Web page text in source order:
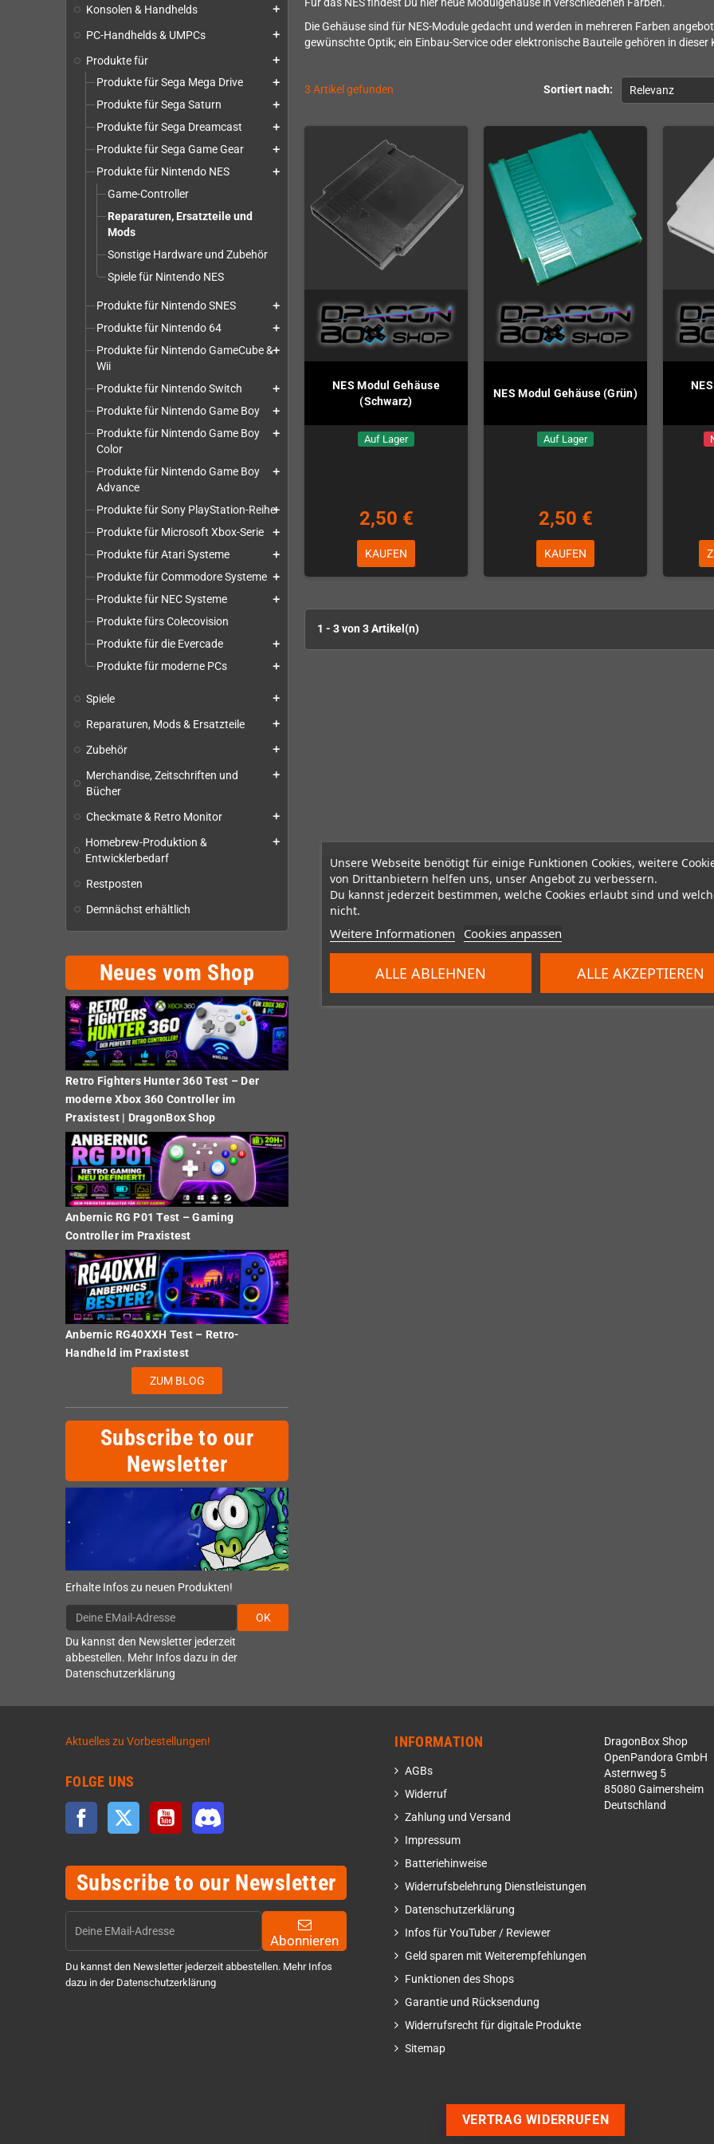
Unsere Webseite benötigt für einige Funktionen Cookies, weitere
von Drittanbietern helfen uns, unser Angebot zu verbessern.
Du kannst jederzeit bestimmen, welche Cookies erlaubt sind und
nicht.
Weitere Informationen Cookies anpassen
ALLE ABLEHNEN ALLE AKZEPTIEREN
Konsolen & Handhelds add
PC-Handhelds & UMPCs add
Produkte für add
Produkte für Sega Mega Drive add
Produkte für Sega Saturn add
Produkte für Sega Dreamcast add
Produkte für Sega Game Gear add
Produkte für Nintendo NES add
Game-Controller
Reparaturen, Ersatzteile und
Mods
Sonstige Hardware und Zubehör
Spiele für Nintendo NES
Produkte für Nintendo SNES add
Produkte für Nintendo 64 add
Produkte für Nintendo GameCube &
Wii
add
Produkte für Nintendo Switch add
Produkte für Nintendo Game Boy add
Produkte für Nintendo Game Boy
Color
add
Produkte für Nintendo Game Boy
Advance
add
Produkte für Sony PlayStation-Reiheadd
Produkte für Microsoft Xbox-Serie add
Produkte für Atari Systeme add
Produkte für Commodore Systeme add
Produkte für NEC Systeme add
Produkte fürs Colecovision
Produkte für die Evercade
add
Produkte für moderne PCs add
Spiele add
Reparaturen, Mods & Ersatzteile add
Zubehör add
Merchandise, Zeitschriften und
Bücher
add
Checkmate & Retro Monitor add
Homebrew-Produktion &
Entwicklerbedarf
add
Restposten
Demnächst erhältlich
Neues vom Shop
Retro Fighters Hunter 360 Test – Der
moderne Xbox 360 Controller im
Praxistest | DragonBox Shop
Anbernic RG P01 Test – Gaming
Controller im Praxistest
Anbernic RG40XXH Test – Retro-
Handheld im Praxistest
ZUM BLOG
Subscribe to our
Newsletter
Erhalte Infos zu neuen Produkten!
OK
Du kannst den Newsletter jederzeit
abbestellen. Mehr Infos dazu in der
Datenschutzerklärung
Für das NES findest Du hier neue Modulgehäuse in verschiedenen Farben.
Die Gehäuse sind für NES-Module gedacht und werden in mehreren Farben
gewünschte Optik; ein Einbau-Service oder elektronische Bauteile gehören in
Sortiert nach: Relevanz
3 Artikel gefunden
NES Modul Gehäuse
(Schwarz)
Auf Lager
2,50 €
KAUFEN
NES Modul Gehäuse (Grün)
Auf Lager
2,50 €
KAUFEN
1 - 3 von 3 Artikel(n)
Aktuelles zu Vorbestellungen!
FOLGE UNS
Facebook Twitter YouTube
Subscribe to our Newsletter
Abonnieren
Du kannst den Newsletter jederzeit abbestellen. Mehr Infos
dazu in der Datenschutzerklärung
INFORMATION
AGBs
Widerruf
Zahlung und Versand
Impressum
Batteriehinweise
Widerrufsbelehrung Dienstleistungen
Datenschutzerklärung
Infos für YouTuber / Reviewer
Geld sparen mit Weiterempfehlungen
Funktionen des Shops
Garantie und Rücksendung
Widerrufsrecht für digitale Produkte
Sitemap
DragonBox Shop
OpenPandora GmbH
Asternweg 5
85080 Gaimersheim
Deutschland
VERTRAG WIDERRUFEN